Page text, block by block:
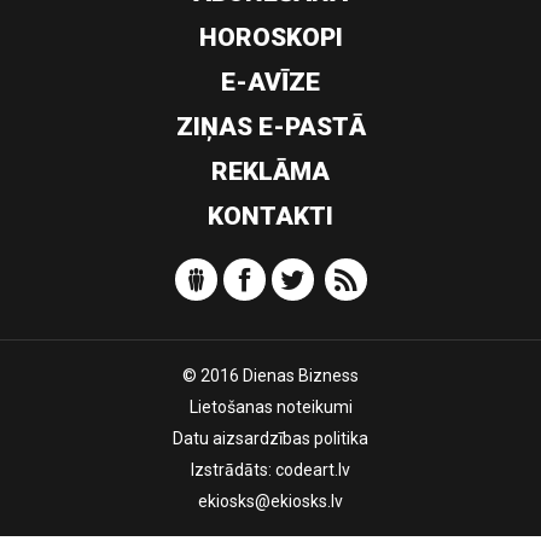
HOROSKOPI
E-AVĪZE
ZIŅAS E-PASTĀ
REKLĀMA
KONTAKTI
© 2016 Dienas Bizness
Lietošanas noteikumi
Datu aizsardzības politika
Izstrādāts: codeart.lv
ekiosks@ekiosks.lv